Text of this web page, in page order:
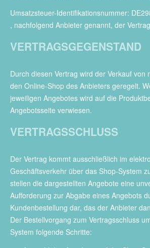
Umsatzsteuer-Identifikationsnummer:
, nachfolgend Anbieter genannt, der
VERTRAGSGEGENSTAND
Durch diesen Vertrag wird der Verkauf von
den Online-Shop des Anbieters geregelt.
jeweiligen Angebotes wird auf die
Angebotsseite verwiesen.
VERTRAGSSCHLUSS
Der Vertrag kommt ausschließlich im
Geschäftsverkehr über das Shop-System
stellen die dargestellten Angebote eine
Aufforderung zur Abgabe eines Angebots
Kundenbestellung dar, das der Anbieter
Der Bestellvorgang zum Vertragsschluss
System folgende Schritte: